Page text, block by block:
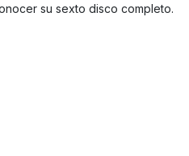
su sexto disco completo.